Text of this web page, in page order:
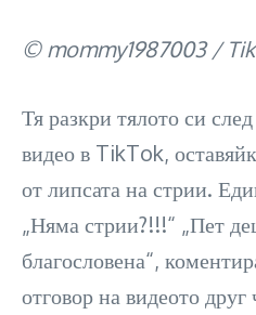
© mommy1987003 /
Тя разкри тялото си
видео в TikTok,
от липсата на стрии.
„Няма стрии?!!!“ „Пет
благословена“,
отговор на видеото друг